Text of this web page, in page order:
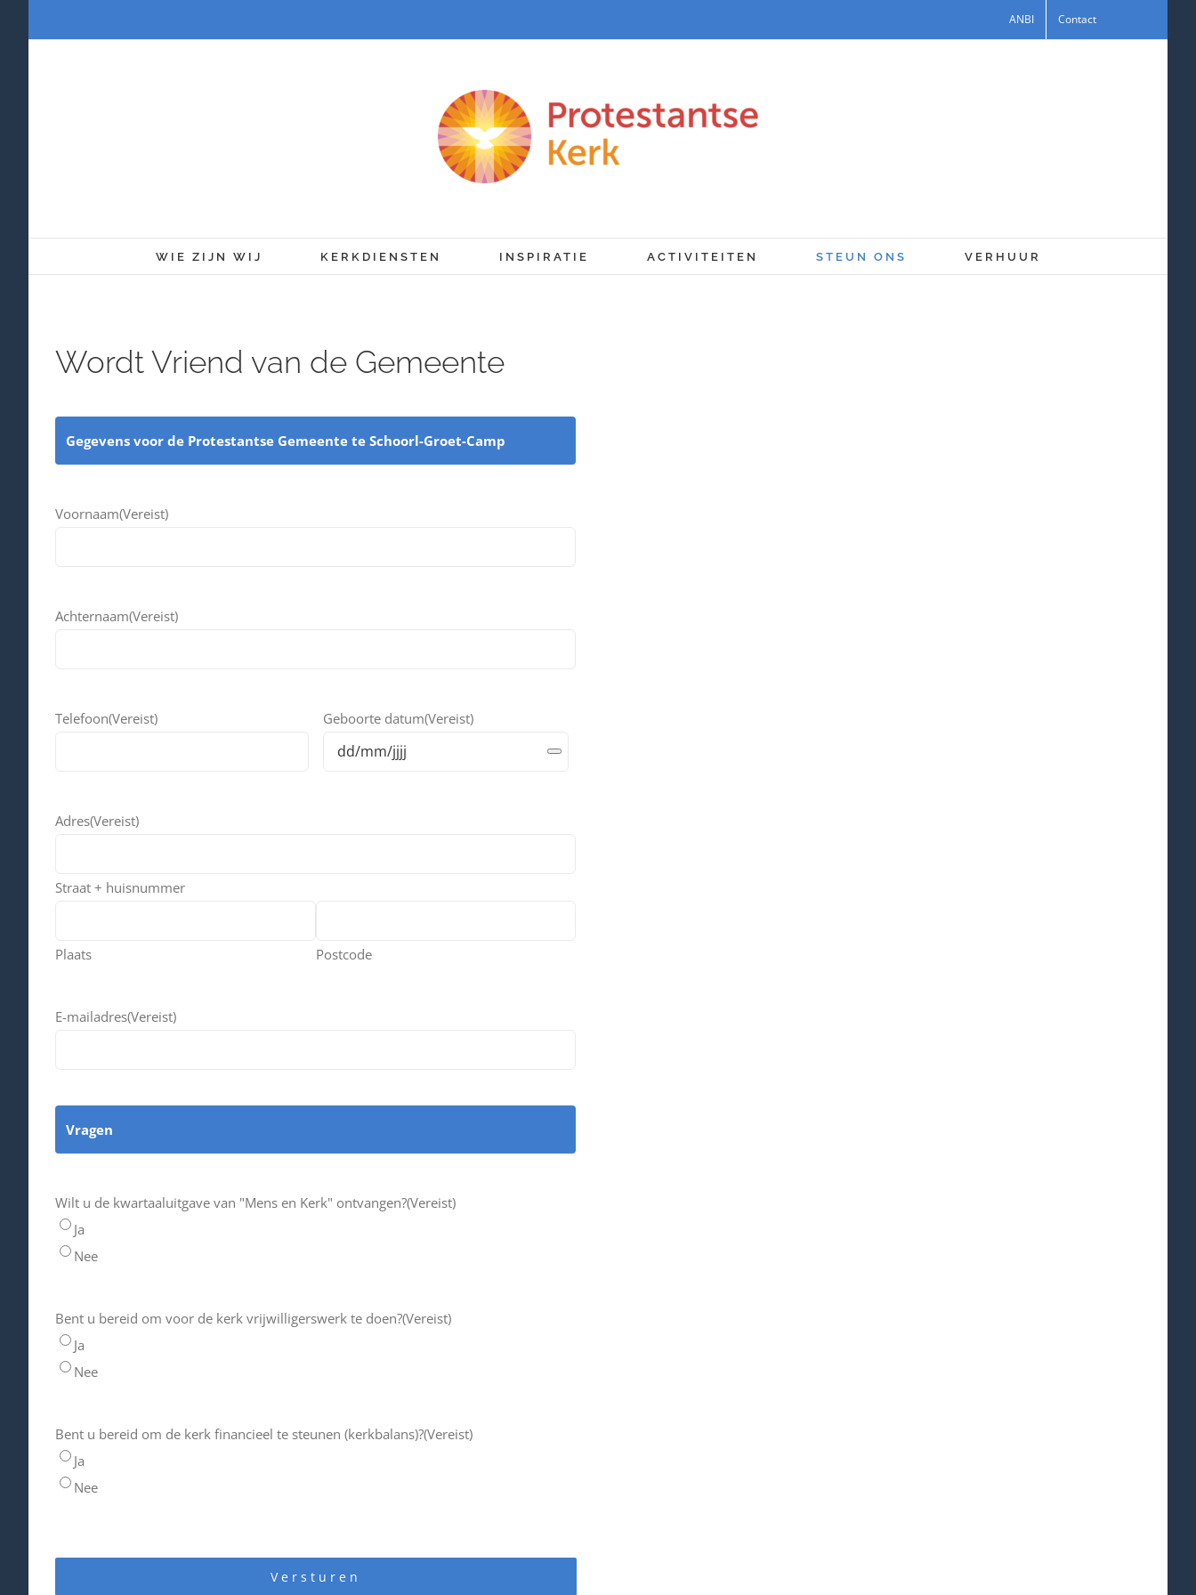
ANBI Contact
WIE ZIJN WIJ KERKDIENSTEN INSPIRATIE ACTIVITEITEN STEUN ONS VERHUUR
Wordt Vriend van de Gemeente
Gegevens voor de Protestantse Gemeente te Schoorl-Groet-Camp
Voornaam(Vereist)
Achternaam(Vereist)
Telefoon(Vereist) Geboorte datum(Vereist)
Adres(Vereist)
Straat + huisnummer
Plaats Postcode
E-mailadres(Vereist)
Vragen
Wilt u de kwartaaluitgave van "Mens en Kerk" ontvangen?(Vereist)
Ja
Nee
Bent u bereid om voor de kerk vrijwilligerswerk te doen?(Vereist)
Ja
Nee
Bent u bereid om de kerk financieel te steunen (kerkbalans)?(Vereist)
Ja
Nee
Versturen